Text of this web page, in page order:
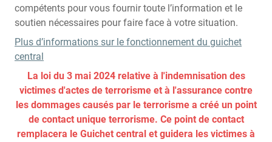
compétents pour vous fournir toute l’information et le
soutien nécessaires pour faire face à votre situation.
Plus d’informations sur le fonctionnement du guichet
central
La loi du 3 mai 2024 relative à l'indemnisation des
victimes d'actes de terrorisme et à l'assurance contre
les dommages causés par le terrorisme a créé un point
de contact unique terrorisme. Ce point de contact
remplacera le Guichet central et guidera les victimes à